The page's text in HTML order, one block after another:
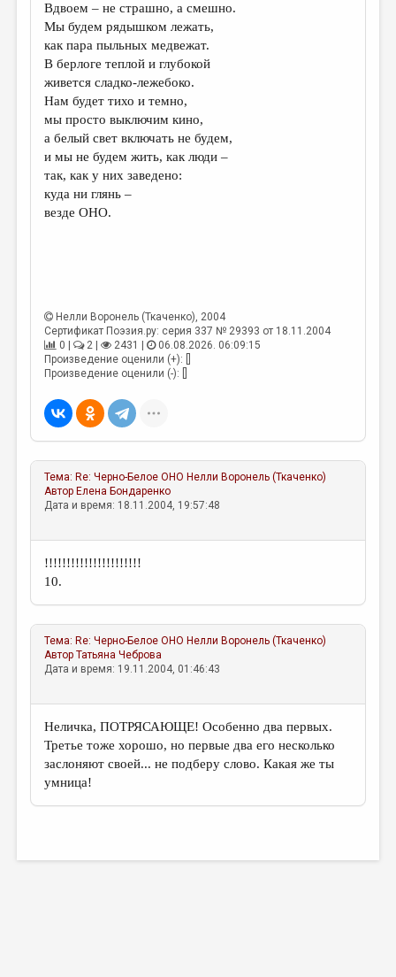
ТРЕДИАКОВСКИЙ
МЕДИА
ВКОНТАКТЕ
Вдвоем – не страшно, а смешно.
Мы будем рядышком лежать,
как пара пыльных медвежат.
В берлоге теплой и глубокой
живется сладко-лежебоко.
Нам будет тихо и темно,
мы просто выключим кино,
а белый свет включать не будем,
и мы не будем жить, как люди –
так, как у них заведено:
куда ни глянь –
везде ОНО.
Нелли Воронель (Ткаченко), 2004
Сертификат Поэзия.ру: серия 337 № 29393 от 18.11.2004
0 |
2 | 2431 |
06.08.2026. 06:09:15
Произведение оценили (+): []
Произведение оценили (-): []
Тема: Re: Черно-Белое ОНО Нелли Воронель (Ткаченко)
Автор Елена Бондаренко
Дата и время: 18.11.2004, 19:57:48
!!!!!!!!!!!!!!!!!!!!!!
10.
Тема: Re: Черно-Белое ОНО Нелли Воронель (Ткаченко)
АвторТатьяна Чеброва
Дата и время: 19.11.2004, 01:46:43
Неличка, ПОТРЯСАЮЩЕ! Особенно два первых.
Третье тоже хорошо, но первые два его несколько
заслоняют своей... не подберу слово. Какая же ты
умница!